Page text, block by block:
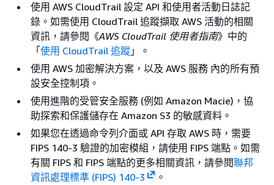
使用 AWS CloudTrail 設定 API 和使用者活動日誌記
錄。如需使用 CloudTrail 追蹤擷取 AWS 活動的相關
資訊，請參閱《AWS CloudTrail 使用者指南》中的
「使用 CloudTrail 追蹤 」。
使用 AWS 加密解決方案，以及 AWS 服務 內的所有預
設安全控制項。
使用進階的受管安全服務 (例如 Amazon Macie)，協
助探索和保護儲存在 Amazon S3 的敏感資料。
如果您在透過命令列介面或 API 存取 AWS 時，需要
FIPS 140-3 驗證的加密模組，請使用 FIPS 端點。如需
有關 FIPS 和 FIPS 端點的更多相關資訊，請參閱聯邦
資訊處理標準 (FIPS) 140-3
。